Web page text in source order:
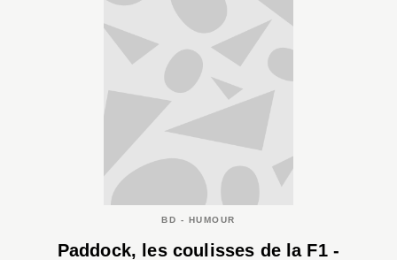
BD - HUMOUR
Paddock, les coulisses de la F1 -